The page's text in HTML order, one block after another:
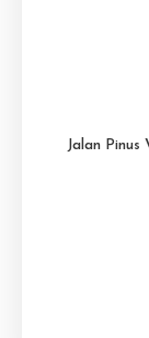
Jalan Pinus